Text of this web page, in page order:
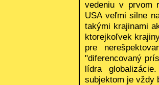
vedeniu v prvom
USA veľmi silne
takými krajinami
ktorejkoľvek
pre
"diferencovaný
lídra
subjektom je vždy